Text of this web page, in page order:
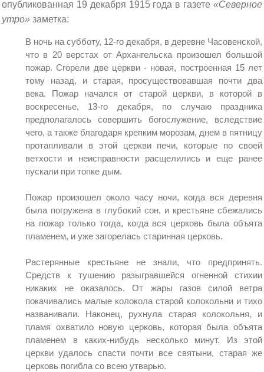
опубликованная 19 декабря 1915 года в газете «Северное
утро» заметка:
В ночь на субботу, 12-го декабря, в деревне Часовенской,
что в 20 верстах от Архангельска произошел большой
пожар. Сгорели две церкви - новая, построенная 15 лет
тому назад, и старая, просуществовавшая почти два
века. Пожар начался от старой церкви, в которой в
воскресенье, 13-го декабря, по случаю праздника
предполагалось совершить богослужение, вследствие
чего, а также благодаря крепким морозам, днем в пятницу
протапливали в этой церкви печи, которые по своей
ветхости и неисправности расщелились и еще ранее
пускали при топке дым.
Пожар произошел около часу ночи, когда вся деревня
была погружена в глубокий сон, и крестьяне сбежались
на пожар только тогда, когда вся церковь была объята
пламенем, и уже загорелась старинная церковь.
Растерянные крестьяне не знали, что предпринять.
Средств к тушению разыгравшейся огненной стихии
никаких не оказалось. От жары газов силой ветра
покачивались малые колокола старой колокольни и тихо
названивали. Наконец, рухнула старая колокольня, и
пламя охватило новую церковь, которая была объята
пламенем в каких-нибудь несколько минут. Из этой
церкви удалось спасти почти все святыни, старая же
церковь погибла со всею утварью.